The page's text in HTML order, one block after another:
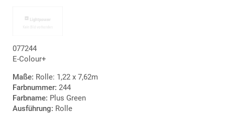
077244
E-Colour+
Maße: Rolle: 1,22 x 7,62m
Farbnummer: 244
Farbname: Plus Green
Ausführung: Rolle